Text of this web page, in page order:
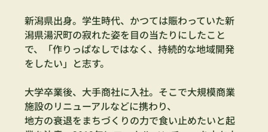
新潟県出身。学生時代、かつては賑わっていた新
潟県湯沢町の寂れた姿を目の当たりにしたこと
で、「作りっぱなしではなく、持続的な地域開発
をしたい」と志す。
大学卒業後、大手商社に入社。そこで大規模商業
施設のリニューアルなどに携わり、
地方の衰退をまちづくりの力で食い止めたいと起